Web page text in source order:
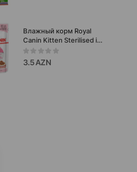
Влажный корм Royal
Canin Kitten Sterilised in
Jelly 85 гр для
стерилизованных котят.
3.5 AZN